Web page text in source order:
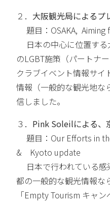
２． 大阪観光局によるプ
題目：OSAKA, Aiming
日本の中心に位置する
のLGBT施策（パートナ
クラブイベント情報サイ
情報（一般的な観光地な
信しました。
３． Pink Soleilによる、
題目：Our Efforts in
& Kyoto update
日本で行われている感
都の一般的な観光情報な
「Empty Tourism キャ